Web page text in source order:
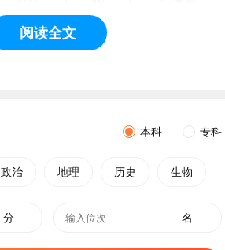
阅读全文
本科 专科
政治 地理 历史 生物
分 名